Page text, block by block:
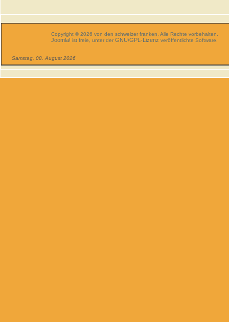
Copyright © 2026 von den schweizer franken. Alle Rechte vorbehalten.
Joomla! ist freie, unter derGNU/GPL-Lizenz veröffentlichte Software.
Samstag, 08. August 2026